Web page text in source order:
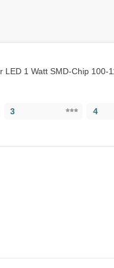
LED 1 Watt SMD-Chip
3 4